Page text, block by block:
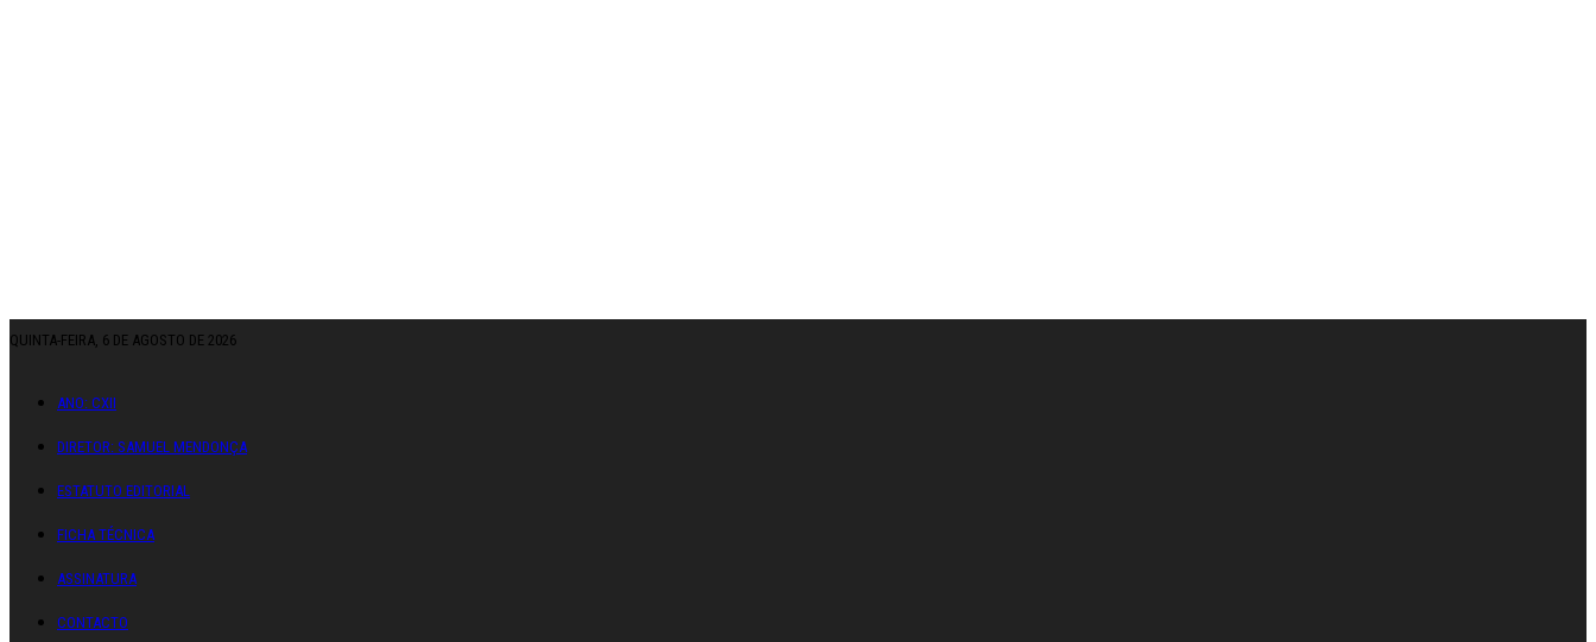
QUINTA-FEIRA, 6 DE AGOSTO DE 2026
ANO: CXII
DIRETOR: SAMUEL MENDONÇA
ESTATUTO EDITORIAL
FICHA TÉCNICA
ASSINATURA
CONTACTO